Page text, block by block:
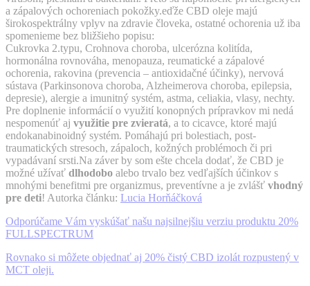
a zápalových ochoreniach pokožky.eďže CBD oleje majú
širokospektrálny vplyv na zdravie človeka, ostatné ochorenia už iba
spomenieme bez bližšieho popisu:
Cukrovka 2.typu, Crohnova choroba, ulcerózna kolitída,
hormonálna rovnováha, menopauza, reumatické a zápalové
ochorenia, rakovina (prevencia – antioxidačné účinky), nervová
sústava (Parkinsonova choroba, Alzheimerova choroba, epilepsia,
depresie), alergie a imunitný systém, astma, celiakia, vlasy, nechty.
Pre doplnenie informácií o využití konopných prípravkov mi nedá
nespomenúť aj využitie pre zvieratá, a to cicavce, ktoré majú
endokanabinoidný systém. Pomáhajú pri bolestiach, post-
traumatických stresoch, zápaloch, kožných problémoch či pri
vypadávaní srsti.Na záver by som ešte chcela dodať, že CBD je
možné užívať dlhodobo alebo trvalo bez vedľajších účinkov s
mnohými benefitmi pre organizmus, preventívne a je zvlášť vhodný
pre deti! Autorka článku: Lucia Horňáčková
Odporúčame Vám vyskúšať našu najsilnejšiu verziu produktu 20%
FULLSPECTRUM
Rovnako si môžete objednať aj 20% čistý CBD izolát rozpustený v
MCT oleji.